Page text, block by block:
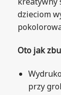
dzieciom
Oto jak
przy